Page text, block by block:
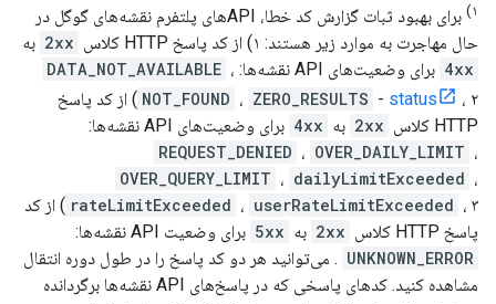
۱)
برای بهبود ثبات گزارش کد خطا، APIهای پلتفرم نقشه‌های گوگل در
حال مهاجرت به موارد زیر هستند: ۱) از کد پاسخ HTTP کلاس
2xx به
4xx برای وضعیت‌های API نقشه‌ها: DATA_NOT_AVAILABLE ،
NOT_FOUND ، ZERO_RESULTS - status
، ۲) از کد پاسخ
HTTP کلاس
2xx به 4xx برای وضعیت‌های API نقشه‌ها:
REQUEST_DENIED ، OVER_DAILY_LIMIT ،
OVER_QUERY_LIMIT ، dailyLimitExceeded ،
rateLimitExceeded ، userRateLimitExceeded
، ۳) از کد
پاسخ HTTP کلاس
2xx به 5xx برای وضعیت API نقشه‌ها:
UNKNOWN_ERROR . می‌توانید هر دو کد پاسخ را در طول دوره انتقال
مشاهده کنید. کدهای پاسخی که در پاسخ‌های API نقشه‌ها برگردانده